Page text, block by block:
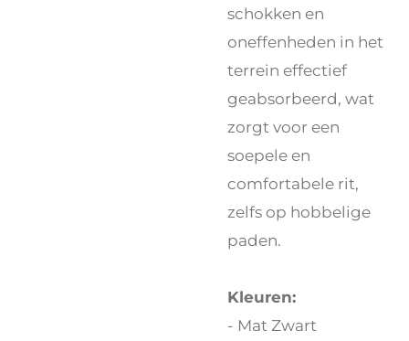
schokken en
oneffenheden in het
terrein effectief
geabsorbeerd, wat
zorgt voor een
soepele en
comfortabele rit,
zelfs op hobbelige
paden.
Kleuren:
- Mat Zwart